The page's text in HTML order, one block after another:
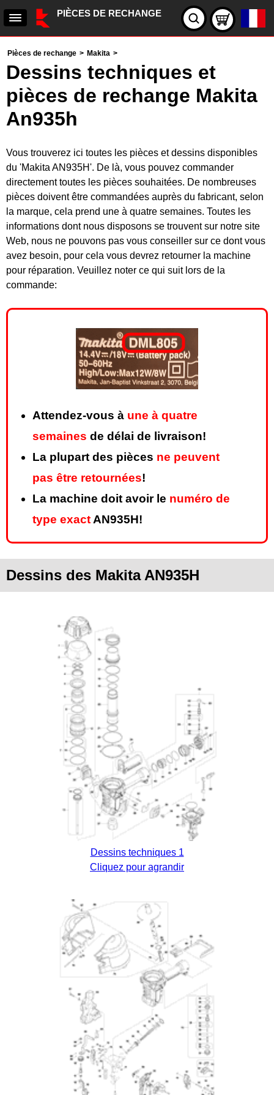
PIÈCES DE RECHANGE
Pièces de rechange > Makita >
Dessins techniques et
pièces de rechange Makita
An935h
Vous trouverez ici toutes les pièces et dessins disponibles
du 'Makita AN935H'. De là, vous pouvez commander
directement toutes les pièces souhaitées. De nombreuses
pièces doivent être commandées auprès du fabricant, selon
la marque, cela prend une à quatre semaines. Toutes les
informations dont nous disposons se trouvent sur notre site
Web, nous ne pouvons pas vous conseiller sur ce dont vous
avez besoin, pour cela vous devrez retourner la machine
pour réparation. Veuillez noter ce qui suit lors de la
commande:
Attendez-vous à une à quatre
semaines de délai de livraison!
La plupart des pièces ne peuvent
pas être retournées!
La machine doit avoir le numéro de
type exact AN935H!
Dessins des Makita AN935H
Dessins techniques 1
Cliquez pour agrandir